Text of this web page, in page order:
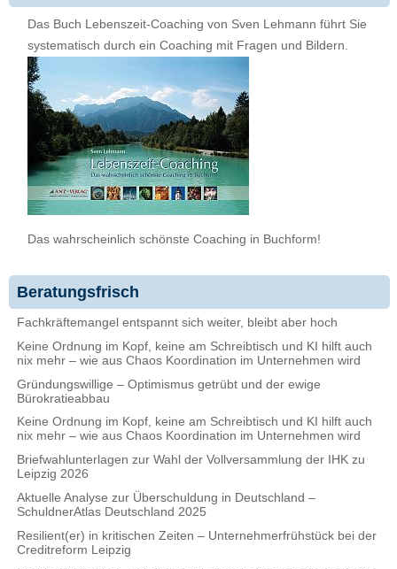
Das Buch Lebenszeit-Coaching von Sven Lehmann führt Sie
systematisch durch ein Coaching mit Fragen und Bildern.
Das wahrscheinlich schönste Coaching in Buchform!
Beratungsfrisch
Fachkräftemangel entspannt sich weiter, bleibt aber hoch
Keine Ordnung im Kopf, keine am Schreibtisch und KI hilft auch
nix mehr – wie aus Chaos Koordination im Unternehmen wird
Gründungswillige – Optimismus getrübt und der ewige
Bürokratieabbau
Keine Ordnung im Kopf, keine am Schreibtisch und KI hilft auch
nix mehr – wie aus Chaos Koordination im Unternehmen wird
Briefwahlunterlagen zur Wahl der Vollversammlung der IHK zu
Leipzig 2026
Aktuelle Analyse zur Überschuldung in Deutschland –
SchuldnerAtlas Deutschland 2025
Resilient(er) in kritischen Zeiten – Unternehmerfrühstück bei der
Creditreform Leipzig